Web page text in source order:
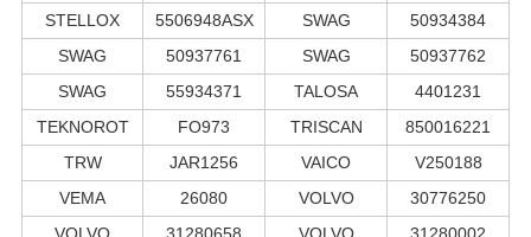
STELLOX
5506948ASX SWAG
50934384
SWAG
50937761 SWAG
50937762
SWAG
55934371 TALOSA
4401231
TEKNOROT
FO973 TRISCAN
850016221
TRW
JAR1256 VAICO
V250188
VEMA
26080 VOLVO
30776250
VOLVO
31280658 VOLVO 31280002